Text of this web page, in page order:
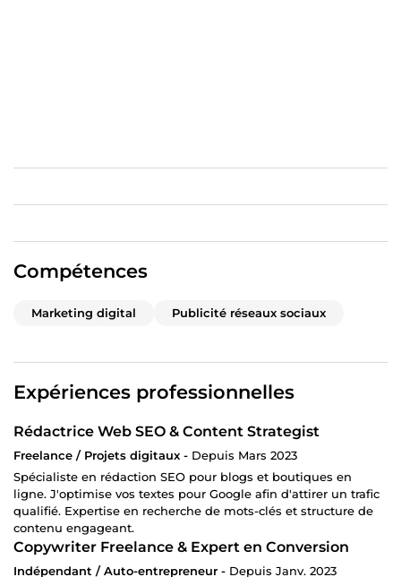
Compétences
Marketing digital Publicité réseaux sociaux
Expériences professionnelles
Rédactrice Web SEO & Content Strategist
Freelance / Projets digitaux - Depuis Mars 2023
Spécialiste en rédaction SEO pour blogs et boutiques en
ligne. J'optimise vos textes pour Google afin d'attirer un trafic
qualifié. Expertise en recherche de mots-clés et structure de
contenu engageant.
Copywriter Freelance & Expert en Conversion
Indépendant / Auto-entrepreneur - Depuis Janv. 2023